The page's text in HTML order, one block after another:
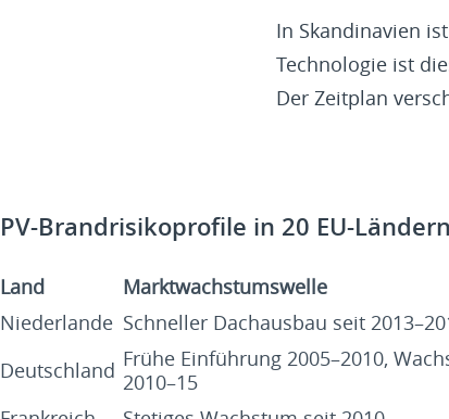
In Skandinavien
Technologie ist
Der Zeitplan
PV-Brandrisikoprofile in 20 EU-Ländern
Land Marktwachstumswelle
Niederlande Schneller Dachausbau seit
Deutschland Frühe Einführung 2005–2010,
2010–15